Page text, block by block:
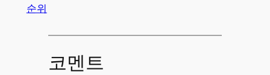
순위
코멘트